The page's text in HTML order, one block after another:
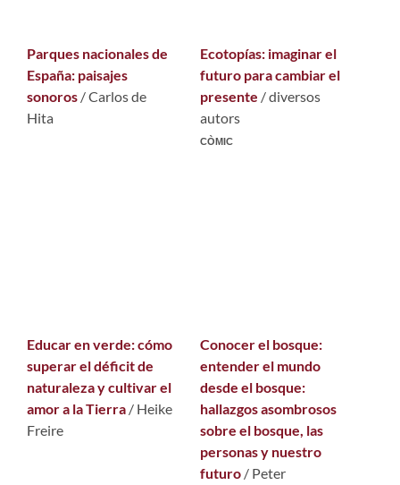
Parques nacionales de
España: paisajes
sonoros / Carlos de
Hita
Ecotopías: imaginar el
futuro para cambiar el
presente / diversos
autors
CÒMIC
Educar en verde: cómo
superar el déficit de
naturaleza y cultivar el
amor a la Tierra / Heike
Freire
Conocer el bosque:
entender el mundo
desde el bosque:
hallazgos asombrosos
sobre el bosque, las
personas y nuestro
futuro / Peter